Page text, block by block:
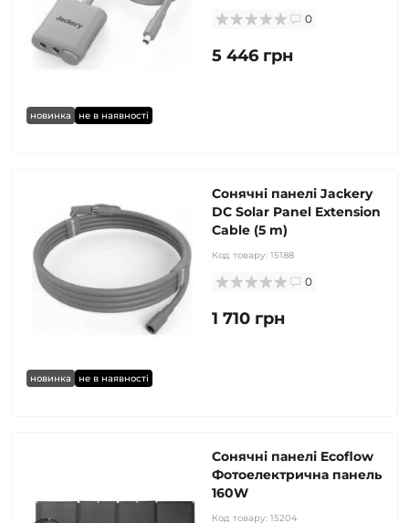
новинка не в наявності
0
5 446 грн
новинка не в наявності
Сонячні панелі Jackery
DC Solar Panel Extension
Cable (5 m)
Код товару: 15188
0
1 710 грн
Сонячні панелі Ecoflow
Фотоелектрична панель
160W
Код товару: 15204